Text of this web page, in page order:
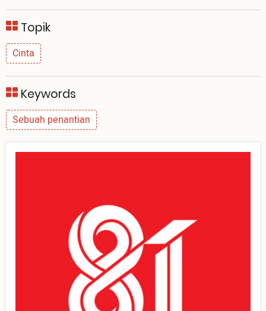
Topik
Cinta
Keywords
Sebuah penantian